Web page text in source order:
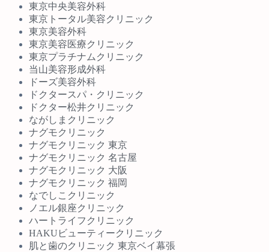
東京中央美容外科
東京トータル美容クリニック
東京美容外科
東京美容医療クリニック
東京プラチナムクリニック
当山美容形成外科
ドーズ美容外科
ドクタースパ・クリニック
ドクター松井クリニック
ながしまクリニック
ナグモクリニック
ナグモクリニック 東京
ナグモクリニック 名古屋
ナグモクリニック 大阪
ナグモクリニック 福岡
なでしこクリニック
ノエル銀座クリニック
ハートライフクリニック
HAKUビューティークリニック
肌と歯のクリニック 東京ベイ幕張